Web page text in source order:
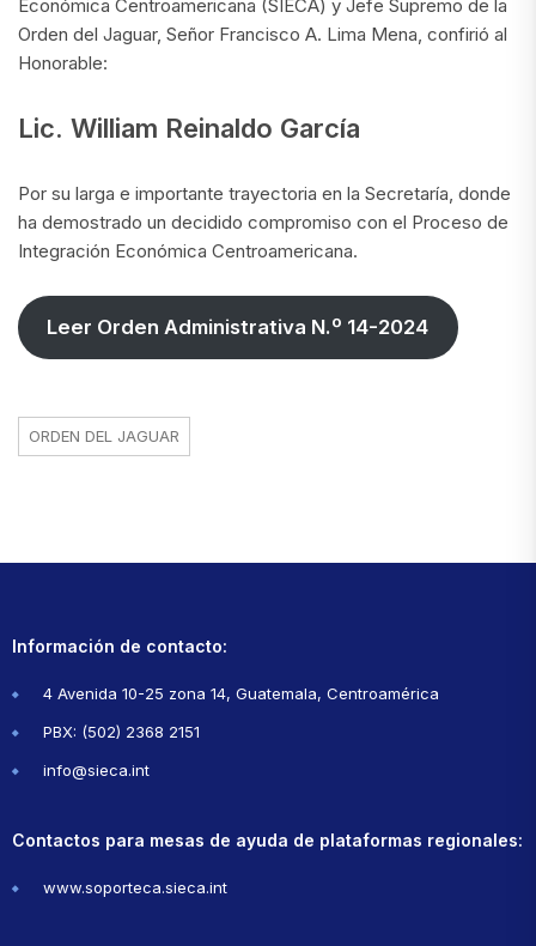
Económica Centroamericana (SIECA) y Jefe Supremo de la
Orden del Jaguar, Señor Francisco A. Lima Mena, confirió al
Honorable:
Lic. William Reinaldo García
Por su larga e importante trayectoria en la Secretaría, donde
ha demostrado un decidido compromiso con el Proceso de
Integración Económica Centroamericana.
Leer Orden Administrativa N.º 14-2024
ORDEN DEL JAGUAR
Información de contacto:
4 Avenida 10-25 zona 14, Guatemala, Centroamérica
PBX: (502) 2368 2151
info@sieca.int
Contactos para mesas de ayuda de plataformas regionales:
www.soporteca.sieca.int